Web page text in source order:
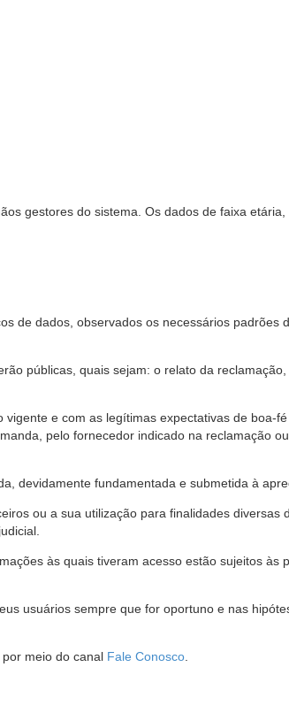
gestores do sistema. Os dados de faixa
de dados, observados os necessários padrões
públicas, quais sejam: o relato da
e com as legítimas expectativas de boa-
pelo fornecedor indicado na reclamação
devidamente fundamentada e submetida à
ou a sua utilização para finalidades diversas
às quais tiveram acesso estão sujeitos às
usuários sempre que for oportuno e nas
meio do canal Fale Conosco